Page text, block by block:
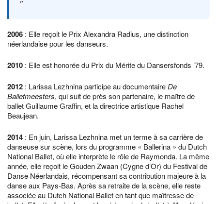
2006 : Elle reçoit le Prix Alexandra Radius, une distinction
néerlandaise pour les danseurs.
2010 : Elle est honorée du Prix du Mérite du Dansersfonds ’79.
2012 : Larissa Lezhnina participe au documentaire De
Balletmeesters, qui suit de près son partenaire, le maître de
ballet Guillaume Graffin, et la directrice artistique Rachel
Beaujean.
2014 : En juin, Larissa Lezhnina met un terme à sa carrière de
danseuse sur scène, lors du programme « Ballerina » du Dutch
National Ballet, où elle interprète le rôle de Raymonda. La même
année, elle reçoit le Gouden Zwaan (Cygne d’Or) du Festival de
Danse Néerlandais, récompensant sa contribution majeure à la
danse aux Pays-Bas. Après sa retraite de la scène, elle reste
associée au Dutch National Ballet en tant que maîtresse de